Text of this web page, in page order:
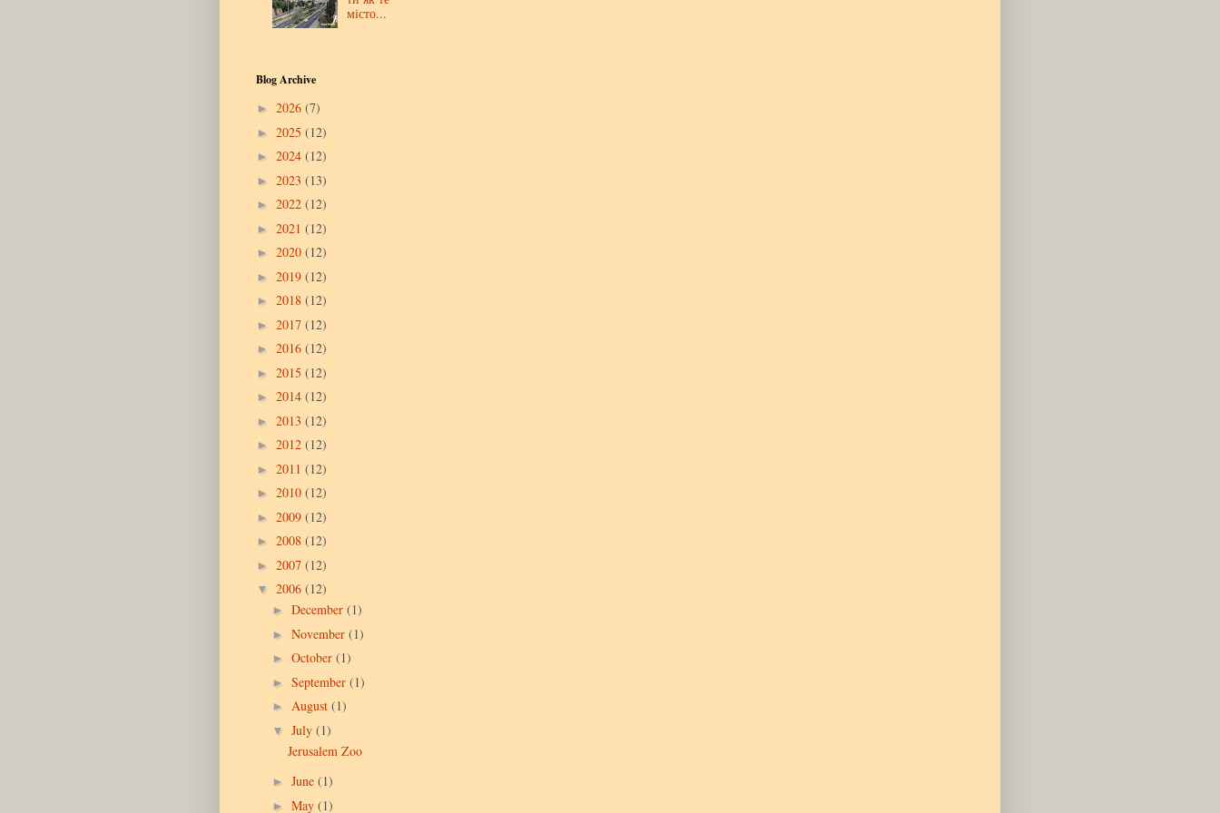
місто...
Blog Archive
► 2026 (7)
► 2025 (12)
► 2024 (12)
► 2023 (13)
► 2022 (12)
► 2021 (12)
► 2020 (12)
► 2019 (12)
► 2018 (12)
► 2017 (12)
► 2016 (12)
► 2015 (12)
► 2014 (12)
► 2013 (12)
► 2012 (12)
► 2011 (12)
► 2010 (12)
► 2009 (12)
► 2008 (12)
► 2007 (12)
▼ 2006 (12)
► December (1)
► November (1)
► October (1)
► September (1)
► August (1)
▼ July (1)
Jerusalem Zoo
► June (1)
► May (1)